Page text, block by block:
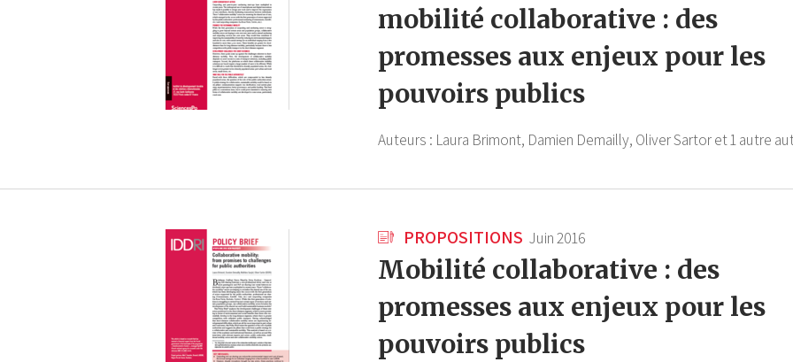
mobilité collaborative : des
promesses aux enjeux pour les
pouvoirs publics
Auteurs : Laura Brimont, Damien Demailly, Oliver Sartoret 1 autre
PROPOSITIONS Juin 2016
Mobilité collaborative : des
promesses aux enjeux pour les
pouvoirs publics